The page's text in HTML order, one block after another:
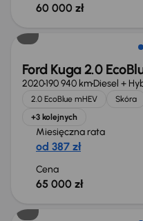
60 000 zł
Ford Kuga 2.0
2020190 940 kmDiesel +
2.0 EcoBlue mHEV Skóra
+3 kolejnych
Miesięczna rata
od 387 zł
Cena
65 000 zł
Taniej o 2 000 zł